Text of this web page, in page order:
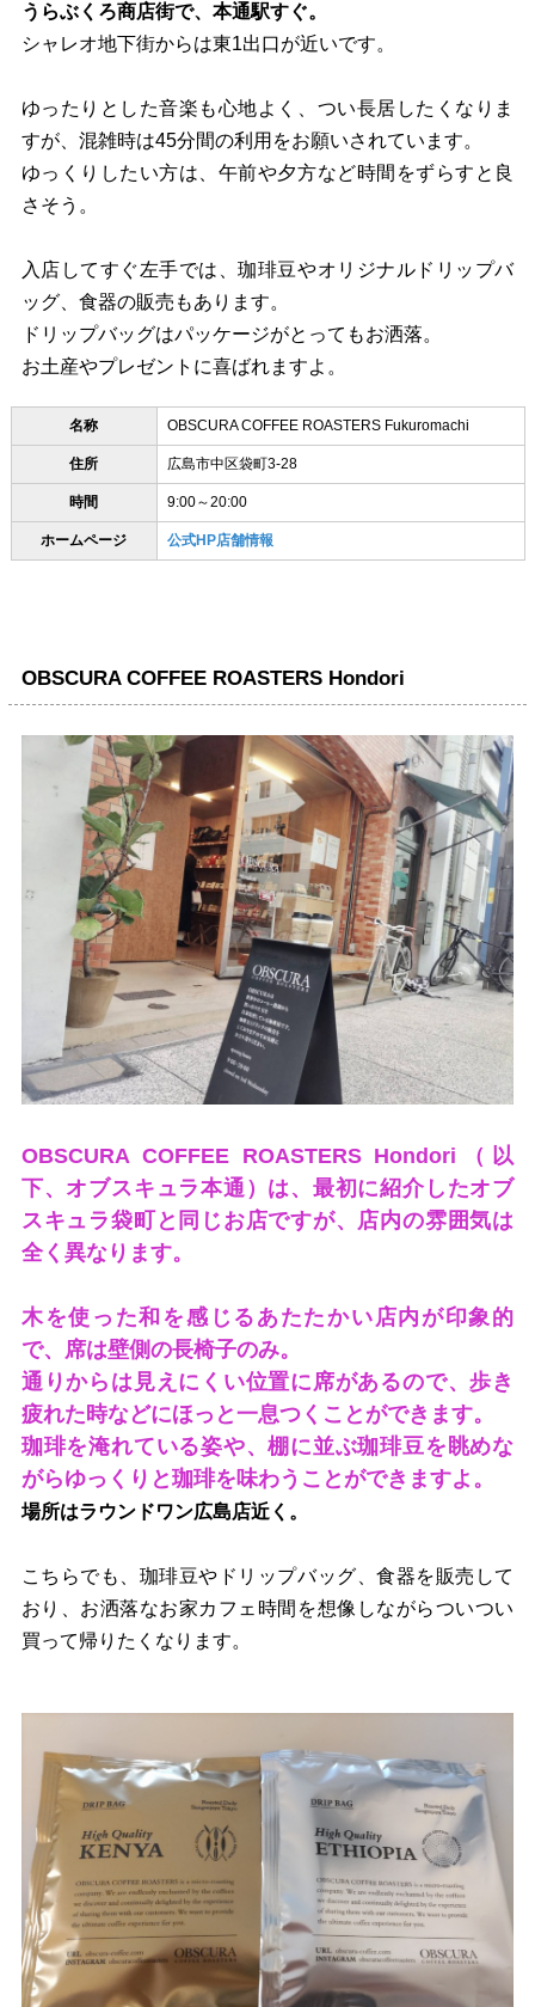
うらぶくろ商店街で、本通駅すぐ。
シャレオ地下街からは東1出口が近いです。
ゆったりとした音楽も心地よく、つい長居したくなりま
すが、混雑時は45分間の利用をお願いされています。
ゆっくりしたい方は、午前や夕方など時間をずらすと良
さそう。
入店してすぐ左手では、珈琲豆やオリジナルドリップバ
ッグ、食器の販売もあります。
ドリップバッグはパッケージがとってもお洒落。
お土産やプレゼントに喜ばれますよ。
名称 OBSCURA COFFEE ROASTERS Fukuromachi
住所 広島市中区袋町3‐28
時間 9:00～20:00
ホームページ 公式HP店舗情報
OBSCURA COFFEE ROASTERS Hondori
OBSCURA COFFEE ROASTERS Hondori（以
下、オブスキュラ本通）は、最初に紹介したオブ
スキュラ袋町と同じお店ですが、店内の雰囲気は
全く異なります。
木を使った和を感じるあたたかい店内が印象的
で、席は壁側の長椅子のみ。
通りからは見えにくい位置に席があるので、歩き
疲れた時などにほっと一息つくことができます。
珈琲を淹れている姿や、棚に並ぶ珈琲豆を眺めな
がらゆっくりと珈琲を味わうことができますよ。
場所はラウンドワン広島店近く。
こちらでも、珈琲豆やドリップバッグ、食器を販売して
おり、お洒落なお家カフェ時間を想像しながらついつい
買って帰りたくなります。